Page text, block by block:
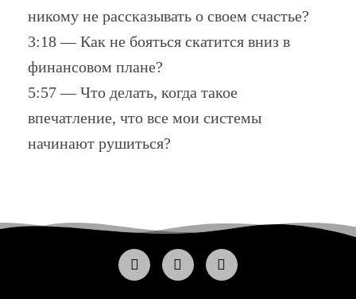
никому не рассказывать о своем счастье?
3:18 — Как не бояться скатится вниз в
финансовом плане?
5:57 — Что делать, когда такое
впечатление, что все мои системы
начинают рушиться?